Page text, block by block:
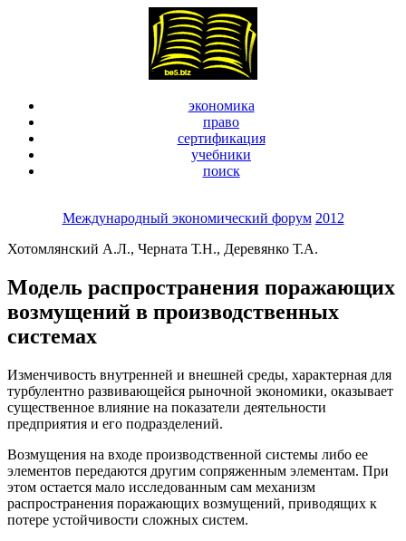
экономика
право
сертификация
учебники
поиск
Международный экономический форум 2012
Хотомлянский А.Л., Черната Т.Н., Деревянко Т.А.
Модель распространения поражающих
возмущений в производственных
системах
Изменчивость внутренней и внешней среды, характерная для
турбулентно развивающейся рыночной экономики, оказывает
существенное влияние на показатели деятельности
предприятия и его подразделений.
Возмущения на входе производственной системы либо ее
элементов передаются другим сопряженным элементам. При
этом остается мало исследованным сам механизм
распространения поражающих возмущений, приводящих к
потере устойчивости сложных систем.